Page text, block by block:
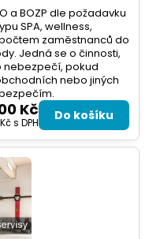
a BOZP dle požadavku
SPA, wellness,
zaměstnanců do
Jedná se o činnosti,
nebezpečí, pokud
nebo jiných
Kč
s DPH Do košíku